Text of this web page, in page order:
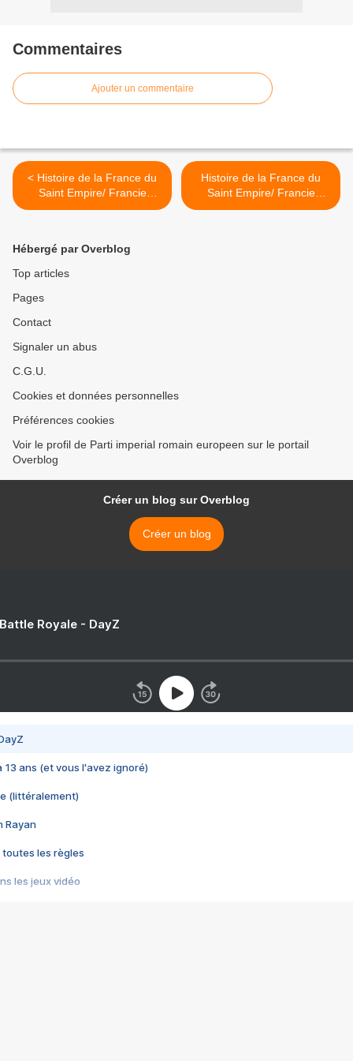
Commentaires
Ajouter un commentaire
< Histoire de la France du
Saint Empire/ Francie
Médiane ou Lotharingie
Histoire de la France du
Saint Empire/ Francie
Médiane ou Lotharingie 34
Hébergé par Overblog
Top articles
Pages
Contact
Signaler un abus
C.G.U.
Cookies et données personnelles
Préférences cookies
Voir le profil de Parti imperial romain europeen sur le portail
Overblog
Créer un blog sur Overblog
Créer un blog
Royale - DayZ
13 ans (et vous l'avez ignoré)
(littéralement)
Rayan
toutes les règles
les jeux vidéo